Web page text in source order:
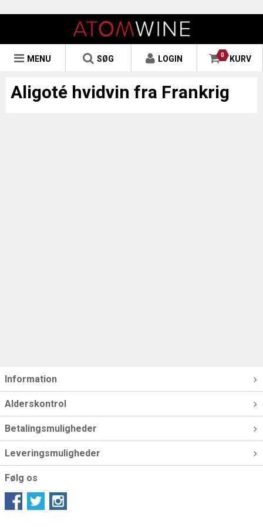
0 KURV
LOGIN
SØG
MENU
Aligoté hvidvin fra Frankrig
Information
Alderskontrol
Betalingsmuligheder
Leveringsmuligheder
Følg os